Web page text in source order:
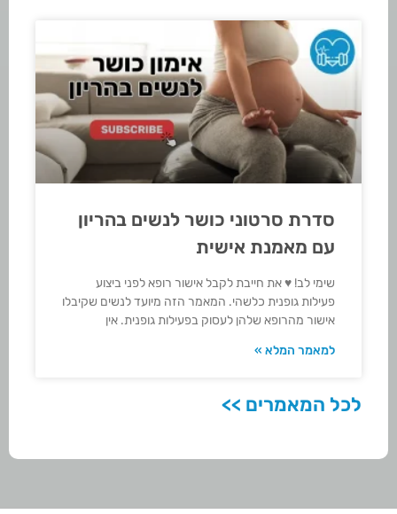
סדרת סרטוני כושר לנשים בהריון
עם מאמנת אישית
שימי לב! ♥ את חייבת לקבל אישור רופא לפני ביצוע
פעילות גופנית כלשהי. המאמר הזה מיועד לנשים שקיבלו
אישור מהרופא שלהן לעסוק בפעילות גופנית. אין
למאמר המלא »
לכל המאמרים >>